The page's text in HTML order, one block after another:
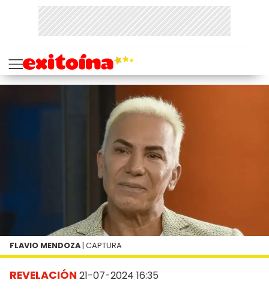
REVELACIÓN 21-07-2024 16:35
FLAVIO MENDOZA | CAPTURA